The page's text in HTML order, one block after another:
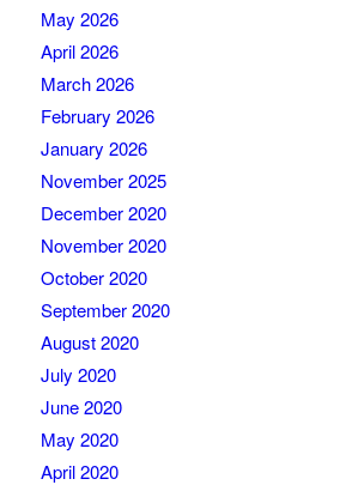
May 2026
April 2026
March 2026
February 2026
January 2026
November 2025
December 2020
November 2020
October 2020
September 2020
August 2020
July 2020
June 2020
May 2020
April 2020